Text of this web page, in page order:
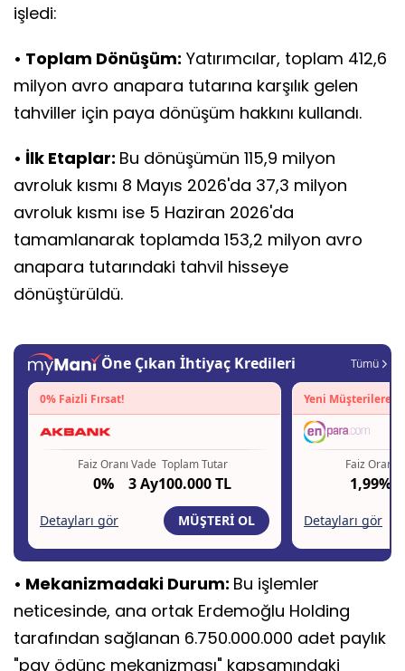
işledi:
• Toplam Dönüşüm: Yatırımcılar, toplam 412,6
milyon avro anapara tutarına karşılık gelen
tahviller için paya dönüşüm hakkını kullandı.
• İlk Etaplar: Bu dönüşümün 115,9 milyon
avroluk kısmı 8 Mayıs 2026'da 37,3 milyon
avroluk kısmı ise 5 Haziran 2026'da
tamamlanarak toplamda 153,2 milyon avro
anapara tutarındaki tahvil hisseye
dönüştürüldü.
• Mekanizmadaki Durum: Bu işlemler
neticesinde, ana ortak Erdemoğlu Holding
tarafından sağlanan 6.750.000.000 adet paylık
"pay ödünç mekanizması" kapsamındaki